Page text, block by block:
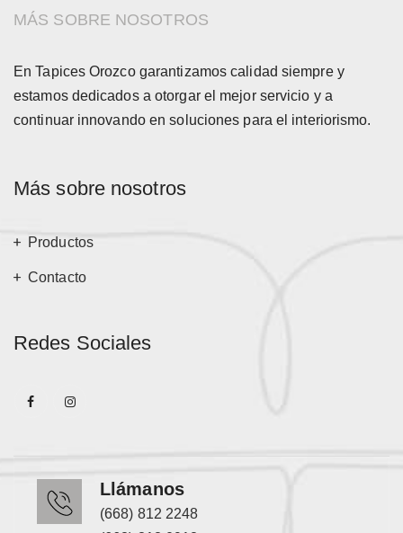
MÁS SOBRE NOSOTROS
En Tapices Orozco garantizamos calidad siempre y
estamos dedicados a otorgar el mejor servicio y a
continuar innovando en soluciones para el interiorismo.
Más sobre nosotros
Productos
Contacto
Redes Sociales
Llámanos
(668) 812 2248